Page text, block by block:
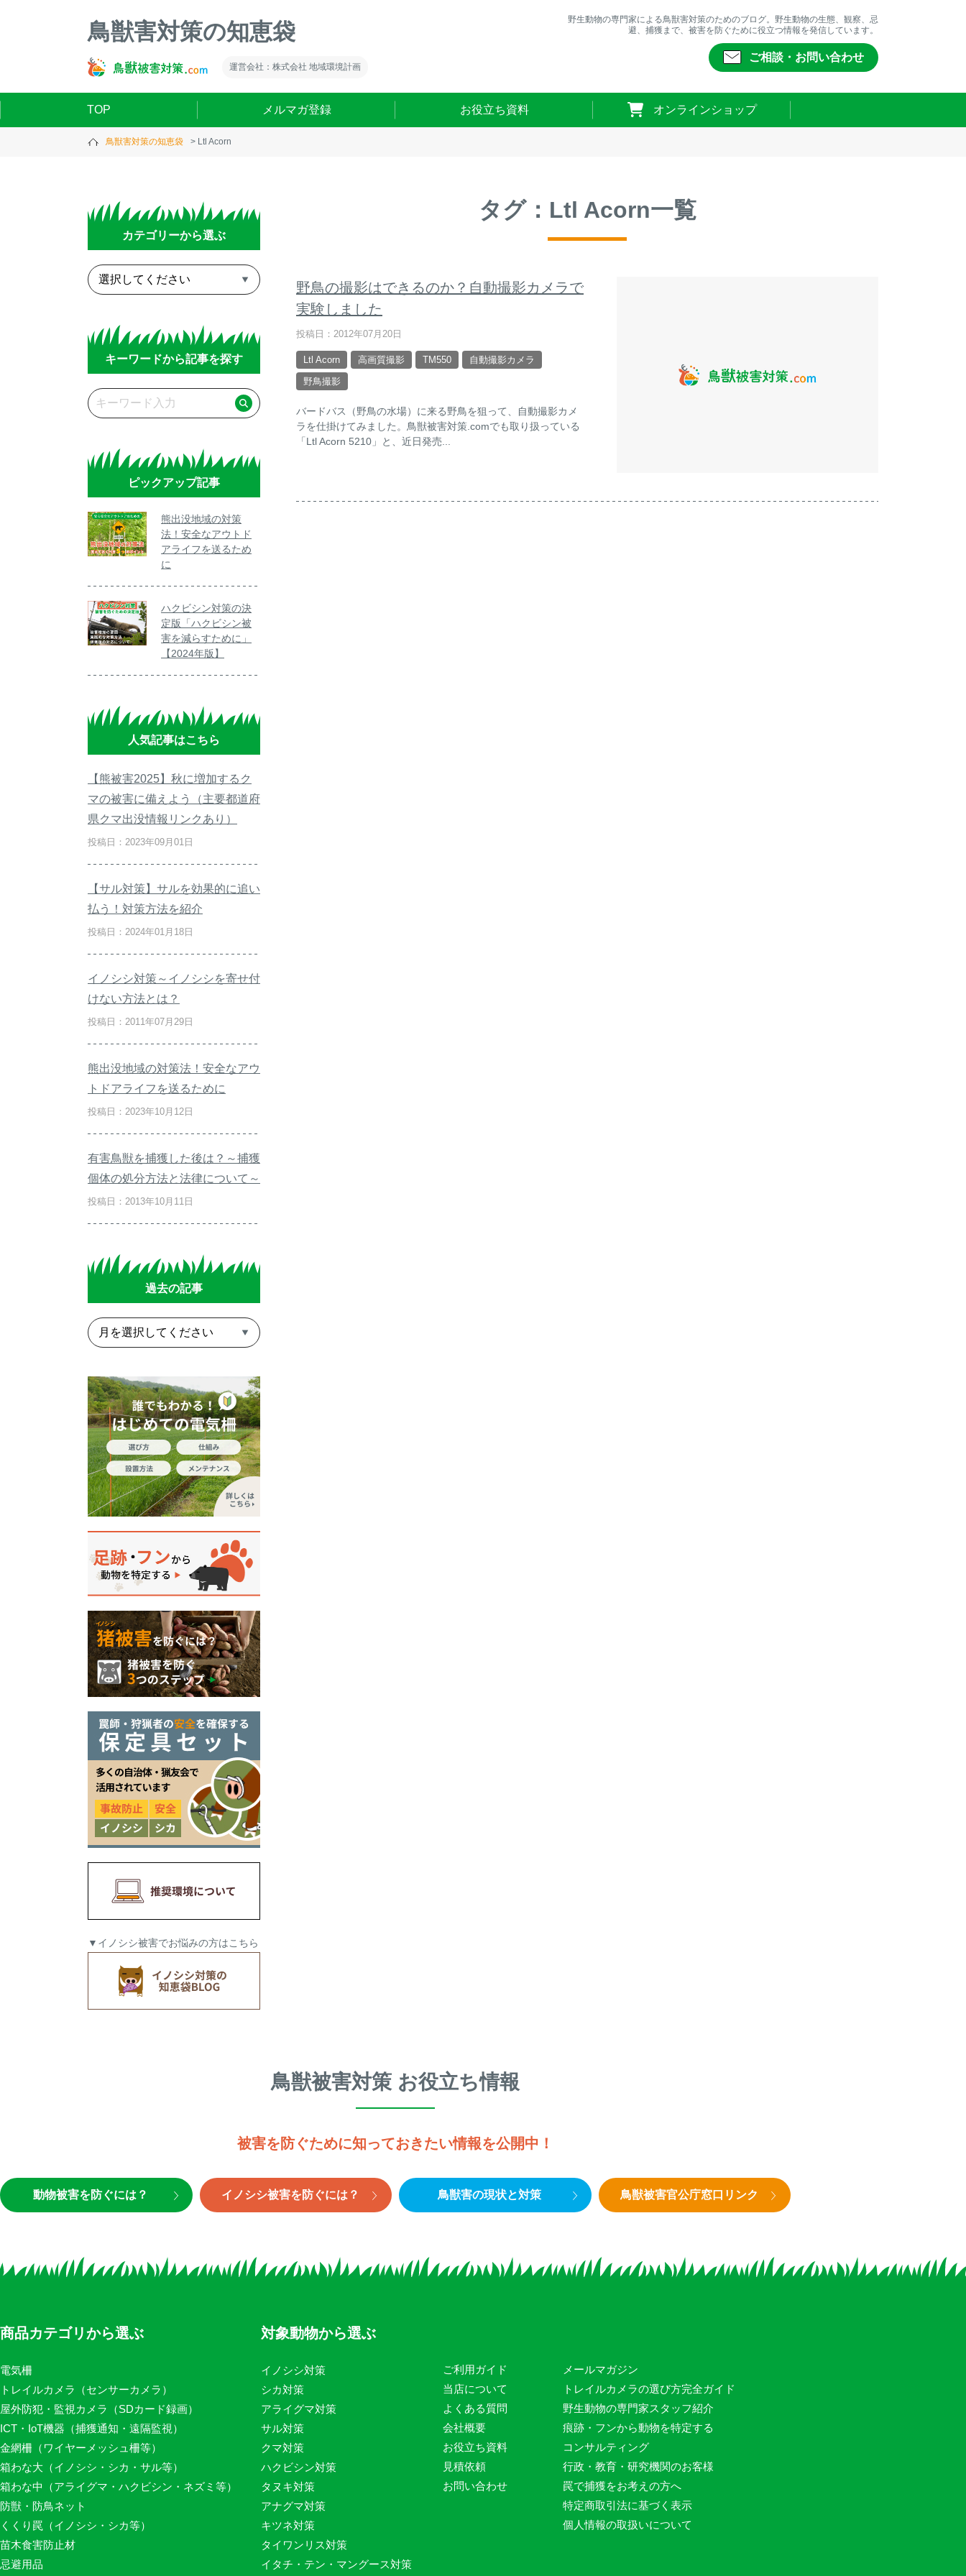
鳥獣害対策の知恵袋
運営会社：株式会社 地域環境計画
野生動物の専門家による鳥獣害対策のためのブログ。野生動物の生態、観察、忌
避、捕獲まで、被害を防ぐために役立つ情報を発信しています。
ご相談・お問い合わせ
TOP メルマガ登録 お役立ち資料 オンラインショップ
鳥獣害対策の知恵袋 Ltl Acorn
カテゴリーから選ぶ
キーワードから記事を探す
ピックアップ記事
熊出没地域の対策
法！安全なアウトド
アライフを送るため
に
ハクビシン対策の決
定版「ハクビシン被
害を減らすために」
【2024年版】
人気記事はこちら
【熊被害2025】秋に増加するク
マの被害に備えよう（主要都道府
県クマ出没情報リンクあり）
投稿日：2023年09月01日
【サル対策】サルを効果的に追い
払う！対策方法を紹介
投稿日：2024年01月18日
イノシシ対策～イノシシを寄せ付
けない方法とは？
投稿日：2011年07月29日
熊出没地域の対策法！安全なアウ
トドアライフを送るために
投稿日：2023年10月12日
有害鳥獣を捕獲した後は？～捕獲
個体の処分方法と法律について～
投稿日：2013年10月11日
過去の記事
▼イノシシ被害でお悩みの方はこちら
タグ：Ltl Acorn一覧
野鳥の撮影はできるのか？自動撮影カメラで
実験しました
投稿日：2012年07月20日
Ltl Acorn 高画質撮影 TM550
自動撮影カメラ
野鳥撮影
バードバス（野鳥の水場）に来る野鳥を狙って、自動撮影カメ
ラを仕掛けてみました。鳥獣被害対策.comでも取り扱っている
「Ltl Acorn 5210」と、近日発売...
鳥獣被害対策 お役立ち情報
被害を防ぐために知っておきたい情報を公開中！
動物被害を防ぐには？ イノシシ被害を防ぐには？ 鳥獣害の現状と対策 鳥獣被害官公庁窓口リンク
商品カテゴリから選ぶ
電気柵
トレイルカメラ（センサーカメラ）
屋外防犯・監視カメラ（SDカード録画）
ICT・IoT機器（捕獲通知・遠隔監視）
金網柵（ワイヤーメッシュ柵等）
箱わな大（イノシシ・シカ・サル等）
箱わな中（アライグマ・ハクビシン・ネズミ等）
防獣・防鳥ネット
くくり罠（イノシシ・シカ等）
苗木食害防止材
忌避用品
対象動物から選ぶ
イノシシ対策
シカ対策
アライグマ対策
サル対策
クマ対策
ハクビシン対策
タヌキ対策
アナグマ対策
キツネ対策
タイワンリス対策
イタチ・テン・マングース対策
ご利用ガイド
当店について
よくある質問
会社概要
お役立ち資料
見積依頼
お問い合わせ
メールマガジン
トレイルカメラの選び方完全ガイド
野生動物の専門家スタッフ紹介
痕跡・フンから動物を特定する
コンサルティング
行政・教育・研究機関のお客様
罠で捕獲をお考えの方へ
特定商取引法に基づく表示
個人情報の取扱いについて